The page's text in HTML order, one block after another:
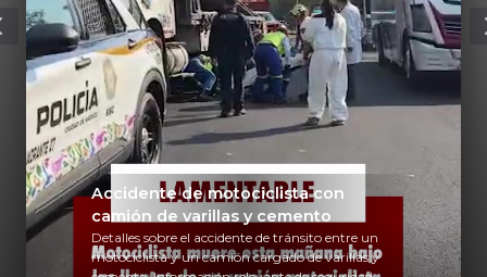
Accidente de motociclista con
camión de varillas y cemento
Detalles sobre el accidente de tránsito entre un
motociclista y un camión cargado de varillas y